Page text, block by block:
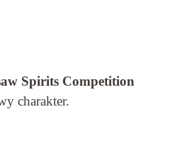
Spirits Competition
charakter.